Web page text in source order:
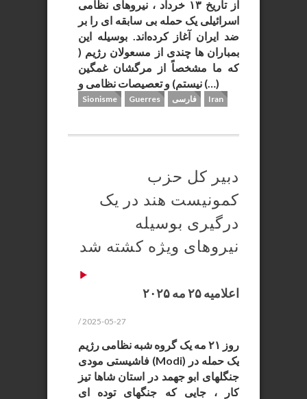
از تاریخ ۱۳ خرداد ، نیروهای نظامی
اسرائیلی یک حمله بی سابقه ای را بر
ضد ایران آغاز کرده‌اند. بوسیله این
بمباران ها چندی از مسعولان رژیم (
که ما مشخصاً از مرگشان غمگین
نیستم) و تعصیصات نظامی و (…)
Sionisme Guerres فارسی Iran
دبیر کل حزب
کمونیست هند در یک
درگیری بوسیله
نیروهای ویژه کشته شد
اعلامیه ۲۵ مه ۲۰۲۵
/ 2025-05-27
روز ۲۱ مه یک گروه شبه نظامی رژیم
فاشیستی مودی (Modi) یک حمله در
جنگلهای ابو جهمد در استان شاها تیز
کار ، جایی که جنگهای توده ای